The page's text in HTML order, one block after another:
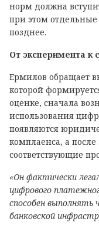
норм должна
при этом отдельные
позднее.
От эксперимента к
Ермилов обращает
которой
оценке, сначала
использования
появляются
комплаенса, а после
соответствующие
«Он фактически
цифрового
способен выполнять
банковской